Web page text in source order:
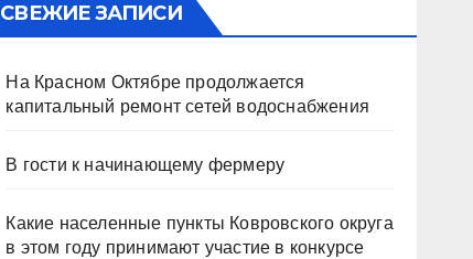
СВЕЖИЕ ЗАПИСИ
На Красном Октябре продолжается
капитальный ремонт сетей водоснабжения
В гости к начинающему фермеру
Какие населенные пункты Ковровского округа
в этом году принимают участие в конкурсе